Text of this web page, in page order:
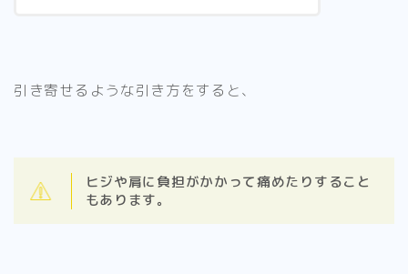
引き寄せるような引き方をすると、
ヒジや肩に負担がかかって痛めたりすること
もあります。